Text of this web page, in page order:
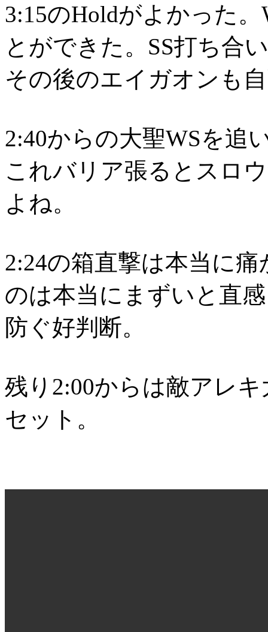
3:15のHoldがよかった
とができた。SS打ち合
その後のエイガオンも
2:40からの大聖WSを追
これバリア張るとスロ
よね。
2:24の箱直撃は本当に
のは本当にまずいと直
防ぐ好判断。
残り2:00からは敵アレ
セット。